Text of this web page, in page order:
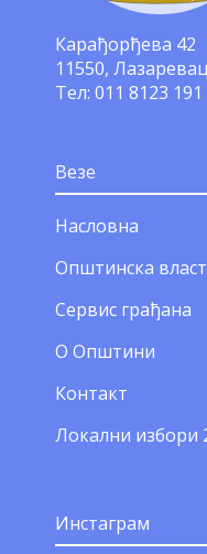
Карађорђева 42
11550, Лазаревац
Тел: 011 8123 191
Везе
Насловна
Општинска власт
Сервис грађана
О Општини
Контакт
Локални избори
Инстаграм